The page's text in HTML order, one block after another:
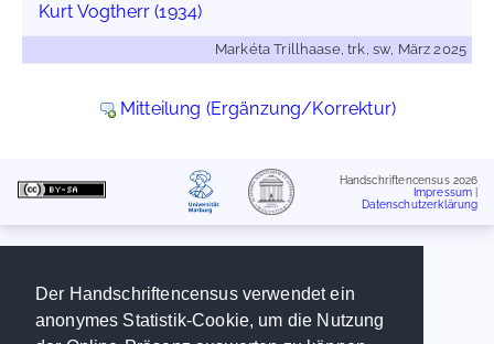
Der Handschriftencensus verwendet ein
anonymes Statistik-Cookie, um die Nutzung
Kurt Vogtherr (1934)
Markéta Trillhaase, trk, sw, März 2025
Mitteilung (Ergänzung/Korrektur)
Handschriftencensus 2026
Impressum
Datenschutzerklärung